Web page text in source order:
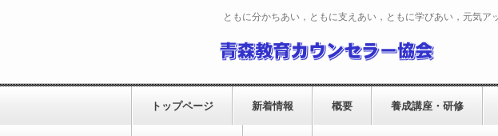
ともに分かちあい，ともに支えあい，ともに学びあい，元気ア
トップページ 新着情報 概要 養成講座・研修